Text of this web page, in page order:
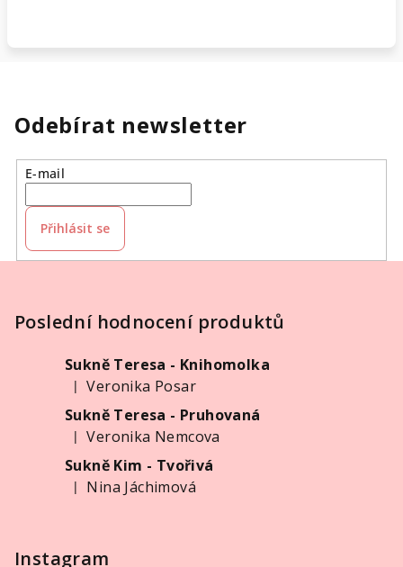
Odebírat newsletter
E-mail
Přihlásit se
Poslední hodnocení produktů
Sukně Teresa - Knihomolka
Hodnocení produktu je 5 z 5 hvězdiček.
|
Veronika Posar
Sukně Teresa - Pruhovaná
Hodnocení produktu je 5 z 5 hvězdiček.
|
Veronika Nemcova
Sukně Kim - Tvořivá
Hodnocení produktu je 5 z 5 hvězdiček.
| Nina Jáchimová
Instagram